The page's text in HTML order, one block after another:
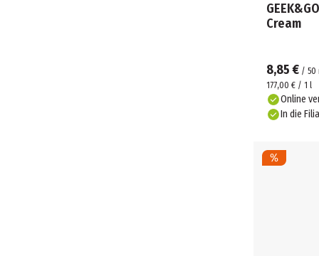
Cream
8,85 € / 50
177,00 € / 1 l
Online
In die